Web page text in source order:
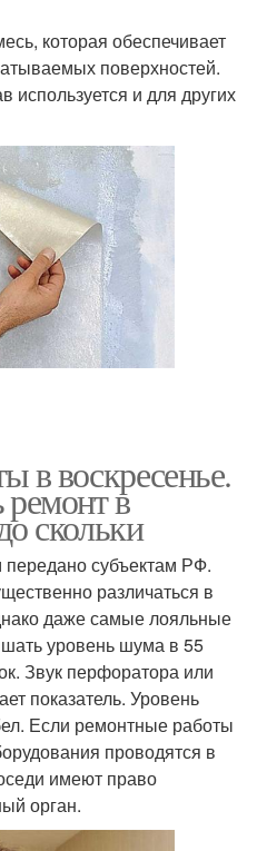
которая обеспечивает
поверхностей.
используется и для других
в воскресенье.
в
скольки
субъектам РФ.
различаться в
даже самые лояльные
уровень шума в 55
Звук перфоратора или
показатель. Уровень
Если ремонтные работы
проводятся в
имеют право
орган.